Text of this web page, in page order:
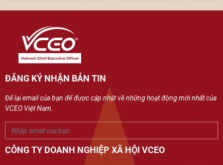
ĐĂNG KÝ NHẬN BẢN TIN
Để lại email của bạn để được cập nhật về những hoạt động mới nhất của
VCEO Việt Nam.
CÔNG TY DOANH NGHIỆP XÃ HỘI VCEO